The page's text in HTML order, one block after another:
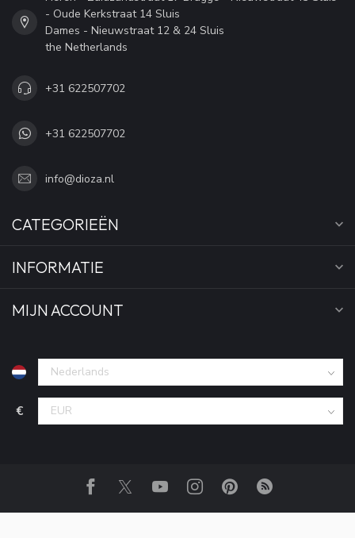
- Oude Kerkstraat 14 Sluis
Dames - Nieuwstraat 12 & 24 Sluis
the Netherlands
+31 622507702
+31 622507702
info@dioza.nl
CATEGORIEËN
INFORMATIE
MIJN ACCOUNT
€